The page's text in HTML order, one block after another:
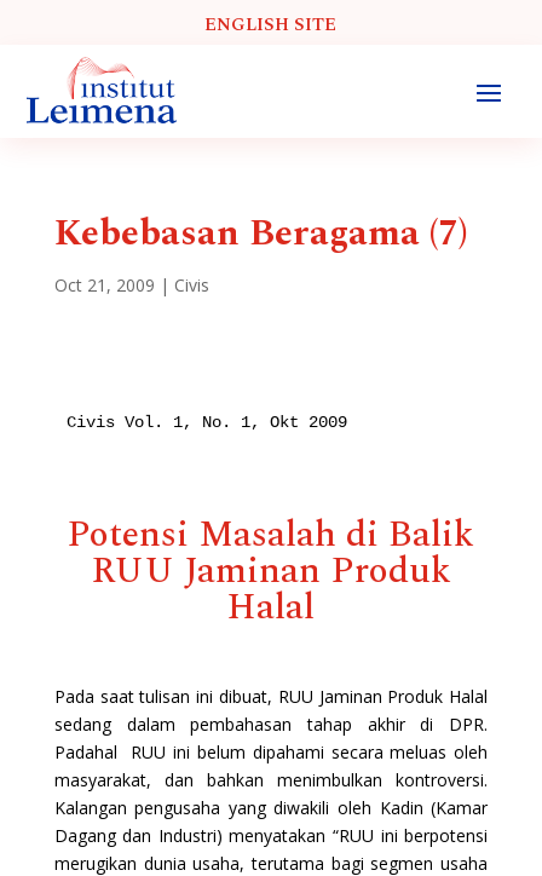
ENGLISH SITE
Kebebasan Beragama (7)
Oct 21, 2009 | Civis
Civis Vol. 1, No. 1, Okt 2009
Potensi Masalah di Balik
RUU Jaminan Produk
Halal
Pada saat tulisan ini dibuat, RUU Jaminan Produk Halal
sedang dalam pembahasan tahap akhir di DPR.
Padahal RUU ini belum dipahami secara meluas oleh
masyarakat, dan bahkan menimbulkan kontroversi.
Kalangan pengusaha yang diwakili oleh Kadin (Kamar
Dagang dan Industri) menyatakan “RUU ini berpotensi
merugikan dunia usaha, terutama bagi segmen usaha